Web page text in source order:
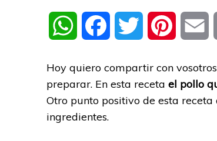
WhatsAppFacebook Twitter Pinterest
Hoy quiero compartir con
preparar. En esta receta el pollo
Otro punto positivo de esta receta
ingredientes.